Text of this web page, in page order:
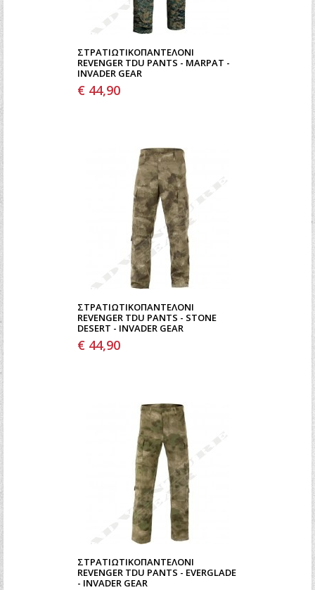
ΣΤΡΑΤΙΩΤΙΚΌΠΑΝΤΕΛΌΝΙ
REVENGER TDU PANTS - MARPAT -
INVADER GEAR
€ 44,90
ΣΤΡΑΤΙΩΤΙΚΌΠΑΝΤΕΛΌΝΙ
REVENGER TDU PANTS - STONE
DESERT - INVADER GEAR
€ 44,90
ΣΤΡΑΤΙΩΤΙΚΌΠΑΝΤΕΛΌΝΙ
REVENGER TDU PANTS - EVERGLADE
- INVADER GEAR